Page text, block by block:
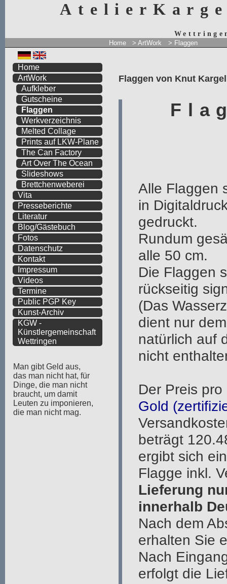
Home > ArtWork > Flaggen
Flaggen von Knut
Home
ArtWork
Aufkleber
Gutscheine
Flaggen
Werkverzeichnis
Melted Collage
Prints auf LKW-Plane
The Can Factory
Art Over The Ocean
Slideshows
Brettchenweberei
Vita
Presseberichte
Literatur
Blog/Gästebuch
Fotos
Datenschutz
Kontakt
Impressum
Videos
Termine
Public PGP Key
Kunst-Archiv
KGW -
Künstlergemeinschaft
Wettringen
Man gibt Geld aus,
das man nicht hat, für
Dinge, die man nicht
braucht, um damit
Leuten zu imponieren,
die man nicht mag.